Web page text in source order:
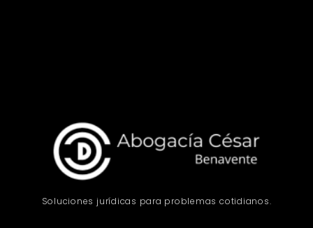
Soluciones jurídicas para problemas cotidianos.